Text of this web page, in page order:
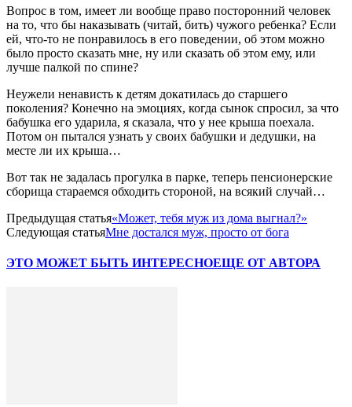
Вопрос в том, имеет ли вообще право посторонний человек
на то, что бы наказывать (читай, бить) чужого ребенка? Если
ей, что-то не понравилось в его поведении, об этом можно
было просто сказать мне, ну или сказать об этом ему, или
лучше палкой по спине?
Неужели ненависть к детям докатилась до старшего
поколения? Конечно на эмоциях, когда сынок спросил, за что
бабушка его ударила, я сказала, что у нее крыша поехала.
Потом он пытался узнать у своих бабушки и дедушки, на
месте ли их крыша…
Вот так не задалась прогулка в парке, теперь пенсионерские
сборища стараемся обходить стороной, на всякий случай…
Предыдущая статья«Может, тебя муж из дома выгнал?»
Следующая статьяМне достался муж, просто от бога
ЭТО МОЖЕТ БЫТЬ ИНТЕРЕСНОЕЩЕ ОТ АВТОРА